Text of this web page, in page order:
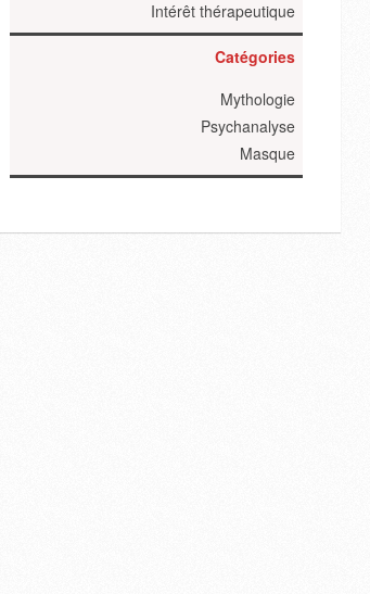
Intérêt thérapeutique
Catégories
Mythologie
Psychanalyse
Masque